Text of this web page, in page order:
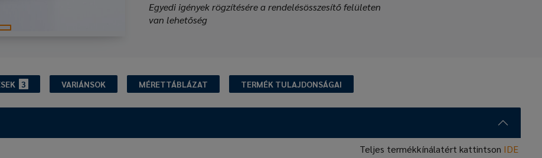
Egyedi igények rögzítésére a rendelésösszesítő felületen
van lehetőség
3 VARIÁNSOK MÉRETTÁBLÁZAT TERMÉK TULAJDONSÁGAI
Teljes termékkínálatért kattintson IDE